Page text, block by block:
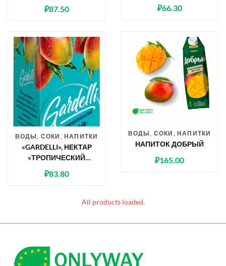
₽87.50 ₽66.30
ВОДЫ, СОКИ, НАПИТКИ
«GARDELLI», НЕКТАР
«ТРОПИЧЕСКИЙ
МАНГО»
₽83.80
ВОДЫ, СОКИ, НАПИТКИ
НАПИТОК ДОБРЫЙ
₽165.00
All products loaded.